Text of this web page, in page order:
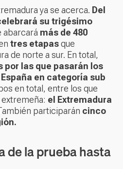
ya se acerca. Del
su trigésimo
abarcará más de 480
tres etapasque
de norte a sur. En total,
por las que pasarán los
en categoría sub
en total, entre los que
el Extremadura
participarán cinco
de la prueba hasta